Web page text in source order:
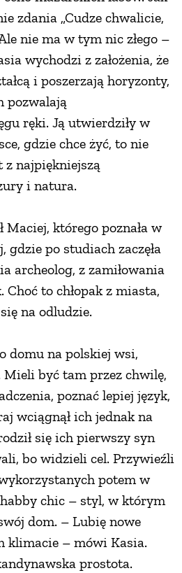
zdania „Cudze chwalicie,
nie ma w tym nic złego –
wychodzi z założenia, że
i poszerzają horyzonty,
pozwalają
ręki. Ją utwierdziły w
gdzie chce żyć, to nie
najpiękniejszą
i natura.
Maciej, którego poznała w
po studiach zaczęła
archeolog, z zamiłowania
to chłopak z miasta,
na odludzie.
domu na polskiej wsi,
być tam przez chwilę,
poznać lepiej język,
wciągnął ich jednak na
się ich pierwszy syn
bo widzieli cel. Przywieźli
potem w
chic – styl, w którym
dom. – Lubię nowe
klimacie – mówi Kasia.
prostota.